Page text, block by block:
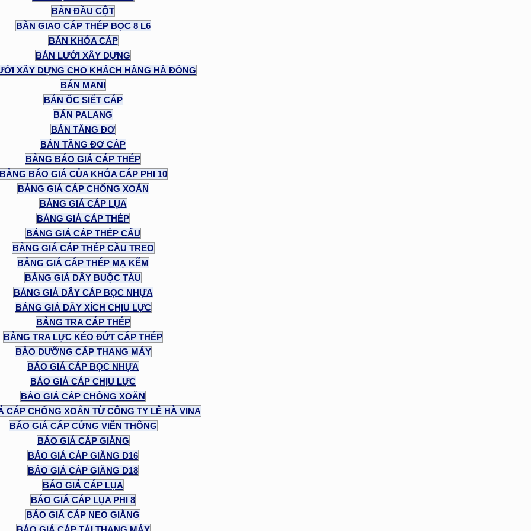
BẢN ĐẦU CỘT
BÀN GIAO CÁP THÉP BỌC 8 L6
BÁN KHÓA CÁP
BÁN LƯỚI XÂY DỰNG
XÂY DỰNG CHO KHÁCH HÀNG HÀ ĐÔNG
BÁN MANI
BÁN ỐC SIẾT CÁP
BÁN PALANG
BÁN TĂNG ĐƠ
BÁN TĂNG ĐƠ CÁP
BẢNG BÁO GIÁ CÁP THÉP
BẢNG BÁO GIÁ CỦA KHÓA CÁP PHI 10
BẢNG GIÁ CÁP CHỐNG XOẮN
BẢNG GIÁ CÁP LỤA
BẢNG GIÁ CÁP THÉP
BẢNG GIÁ CÁP THÉP CẨU
BẢNG GIÁ CÁP THÉP CẦU TREO
BẢNG GIÁ CÁP THÉP MẠ KẼM
BẢNG GIÁ DÂY BUỘC TÀU
BẢNG GIÁ DÂY CÁP BỌC NHỰA
BẢNG GIÁ DÂY XÍCH CHỊU LỰC
BẢNG TRA CÁP THÉP
BẢNG TRA LỰC KÉO ĐỨT CÁP THÉP
BẢO DƯỠNG CÁP THANG MÁY
BÁO GIÁ CÁP BỌC NHỰA
BÁO GIÁ CÁP CHỊU LỰC
BÁO GIÁ CÁP CHỐNG XOẮN
CÁP CHỐNG XOẮN TỪ CÔNG TY LÊ HÀ VINA
BÁO GIÁ CÁP CỨNG VIỄN THÔNG
BÁO GIÁ CÁP GIẰNG
BÁO GIÁ CÁP GIẰNG D16
BÁO GIÁ CÁP GIẰNG D18
BÁO GIÁ CÁP LỤA
BÁO GIÁ CÁP LỤA PHI 8
BÁO GIÁ CÁP NEO GIẰNG